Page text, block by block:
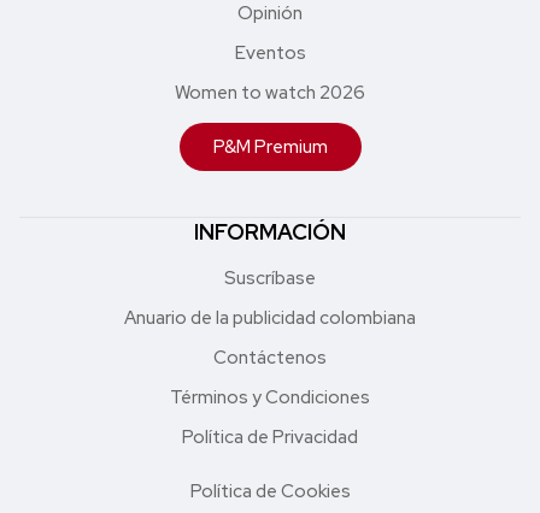
Opinión
Eventos
Women to watch 2026
P&M Premium
INFORMACIÓN
Suscríbase
Anuario de la publicidad colombiana
Contáctenos
Términos y Condiciones
Política de Privacidad
Política de Cookies